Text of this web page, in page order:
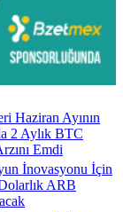
Haziran Ayının
2 Aylık BTC
Emdi
İnovasyonu İçin
ARB